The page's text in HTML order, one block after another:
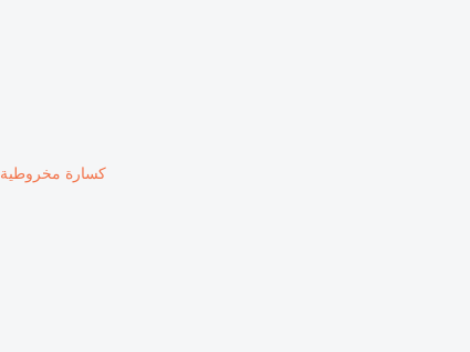
كسارة مخروطية Sandvik CH440